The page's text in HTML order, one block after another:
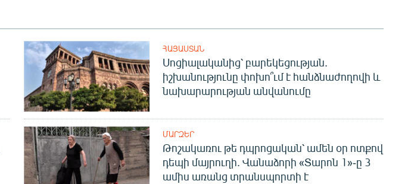
ՀԱՅԱՍՏԱՆ
Սոցիալականից՝ բարեկեցության.
իշխանությունը փոխո՞ւմ է հանձնաժողովի և
նախարարության անվանումը
ՄԱՐԶԵՐ
Թոշակառու թե դպրոցական՝ ամեն օր ոտքով
դեպի մայրուղի. Վանաձորի «Տարոն 1»-ը 3
ամիս առանց տրանսպորտի է